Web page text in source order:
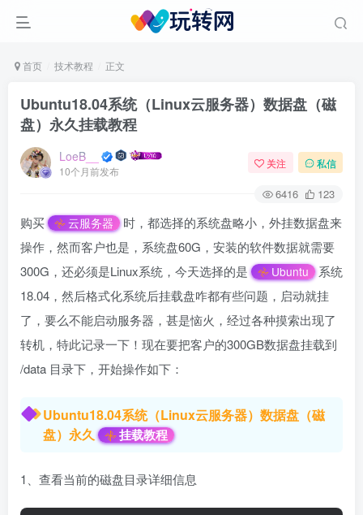
首页 技术教程 正文
Ubuntu18.04系统（Linux云服务器）数据盘（磁
盘）永久挂载教程
LoeB__
10个月前发布
关注 私信
6416 123
购买 云服务器
时，都选择的系统盘略小，外挂数据盘来
操作，然而客户也是，系统盘60G，安装的软件数据就需要
300G，还必须是Linux系统，今天选择的是
Ubuntu
系统
18.04，然后格式化系统后挂载盘咋都有些问题，启动就挂
了，要么不能启动服务器，甚是恼火，经过各种摸索出现了
转机，特此记录一下！现在要把客户的300GB数据盘挂载到
/data 目录下，开始操作如下：
Ubuntu18.04系统（Linux云服务器）数据盘（磁
盘）永久
挂载教程
1、查看当前的磁盘目录详细信息